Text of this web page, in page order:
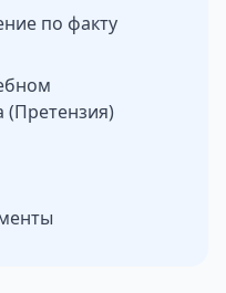
по факту
(Претензия)